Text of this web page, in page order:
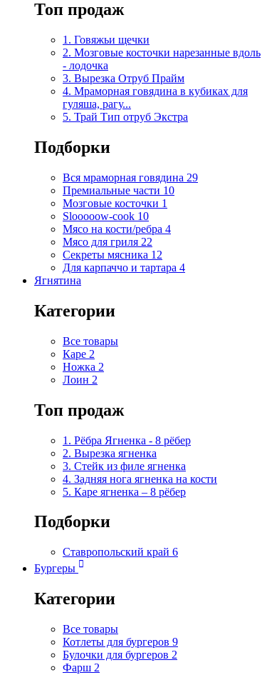
Топ продаж
1. Говяжьи щечки
2. Мозговые косточки нарезанные вдоль
- лодочка
3. Вырезка Отруб Прайм
4. Мраморная говядина в кубиках для
гуляша, рагу...
5. Трай Тип отруб Экстра
Подборки
Вся мраморная говядина 29
Премиальные части 10
Мозговые косточки 1
Slooooow-cook 10
Мясо на кости/ребра 4
Мясо для гриля 22
Секреты мясника 12
Для карпаччо и тартара 4
Ягнятина
Категории
Все товары
Каре 2
Ножка 2
Лоин 2
Топ продаж
1. Рёбра Ягненка - 8 рёбер
2. Вырезка ягненка
3. Стейк из филе ягненка
4. Задняя нога ягненка на кости
5. Каре ягненка – 8 рёбер
Подборки
Ставропольский край 6
Бургеры
Категории
Все товары
Котлеты для бургеров 9
Булочки для бургеров 2
Фарш 2